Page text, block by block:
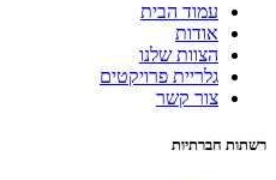
עמוד הבית
אודות
הצוות שלנו
גלריית פרויקטים
צור קשר
רשתות חברתיות